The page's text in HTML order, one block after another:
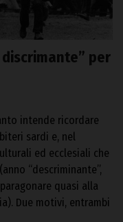
per
intende ricordare
sardi e, nel
ed ecclesiali che
“descriminante”,
quasi alla
Due motivi, entrambi